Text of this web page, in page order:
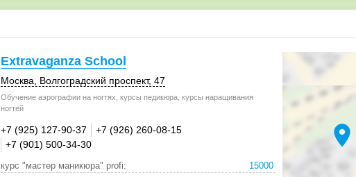
Extravaganza School
Москва , Волгоградский проспект, 47
Обучение аэрографии на ногтях, курсы педикюра, курсы наращивания
ногтей
+7 (925) 127-90-37
+7 (926) 260-08-15
+7 (901) 500-34-30
курс "мастер маникюра" profi:
15000
location_on